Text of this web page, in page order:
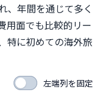
泊4日：約8万円〜）
5日：約12万円〜）
ン（2泊3日：約6万
3泊4日：約10万
、年間を通じて多く
用面でも比較的リー
特に初めての海外旅
左端列を固定